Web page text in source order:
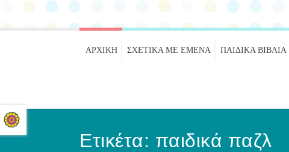
ΑΡΧΙΚΉ ΣΧΕΤΙΚΑ ΜΕ ΕΜΕΝΑ ΠΑΙΔΙΚΆ ΒΙΒΛΊΑ
Ετικέτα: παιδικά παζλ